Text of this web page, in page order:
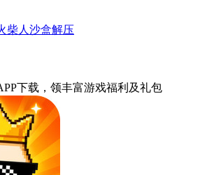
柴人 沙盒解压
下载 ，领丰富游戏福利 及礼包